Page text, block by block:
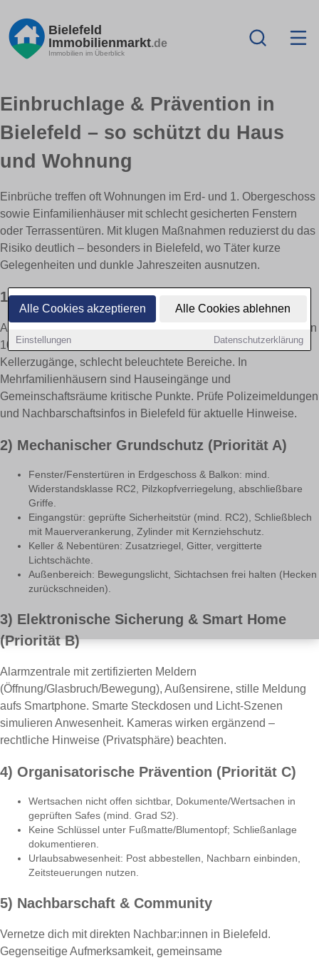
Alle Cookies akzeptieren Alle Cookies ablehnen
Einstellungen Datenschutzerklärung
Bielefeld
Immobilienmarkt.de
Immobilien im Überblick
Einbruchlage & Prävention in
Bielefeld – so schützt du Haus
und Wohnung
Einbrüche treffen oft Wohnungen im Erd- und 1. Obergeschoss
sowie Einfamilienhäuser mit schlecht gesicherten Fenstern
oder Terrassentüren. Mit klugen Maßnahmen reduzierst du das
Risiko deutlich – besonders in Bielefeld, wo Täter kurze
Gelegenheiten und dunkle Jahreszeiten ausnutzen.
1) Einbruchlage richtig einordnen
Achte auf typische Muster: Tageswohnungseinbruch (zwischen
10–18 Uhr), Hebelangriffe an Fenstern/Terrassen,
Kellerzugänge, schlecht beleuchtete Bereiche. In
Mehrfamilienhäusern sind Hauseingänge und
Gemeinschaftsräume kritische Punkte. Prüfe Polizeimeldungen
und Nachbarschaftsinfos in Bielefeld für aktuelle Hinweise.
2) Mechanischer Grundschutz (Priorität A)
Fenster/Fenstertüren in Erdgeschoss & Balkon: mind.
Widerstandsklasse RC2, Pilzkopfverriegelung, abschließbare
Griffe.
Eingangstür: geprüfte Sicherheitstür (mind. RC2), Schließblech
mit Mauerverankerung, Zylinder mit Kernziehschutz.
Keller & Nebentüren: Zusatzriegel, Gitter, vergitterte
Lichtschächte.
Außenbereich: Bewegungslicht, Sichtachsen frei halten (Hecken
zurückschneiden).
3) Elektronische Sicherung & Smart Home
(Priorität B)
Alarmzentrale mit zertifizierten Meldern
(Öffnung/Glasbruch/Bewegung), Außensirene, stille Meldung
aufs Smartphone. Smarte Steckdosen und Licht-Szenen
simulieren Anwesenheit. Kameras wirken ergänzend –
rechtliche Hinweise (Privatsphäre) beachten.
4) Organisatorische Prävention (Priorität C)
Wertsachen nicht offen sichtbar, Dokumente/Wertsachen in
geprüften Safes (mind. Grad S2).
Keine Schlüssel unter Fußmatte/Blumentopf; Schließanlage
dokumentieren.
Urlaubsabwesenheit: Post abbestellen, Nachbarn einbinden,
Zeitsteuerungen nutzen.
5) Nachbarschaft & Community
Vernetze dich mit direkten Nachbar:innen in Bielefeld.
Gegenseitige Aufmerksamkeit, gemeinsame